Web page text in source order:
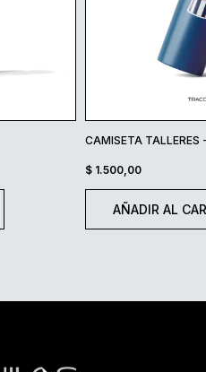
CAMISETA TALLERES
$ 1.500,00
AÑADIR AL